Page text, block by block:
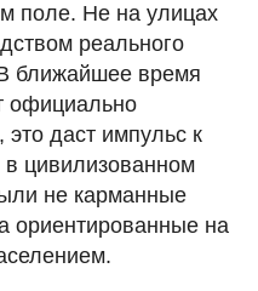
поле. Не на улицах
реального
ближайшее время
официально
даст импульс к
цивилизованном
не карманные
ориентированные на